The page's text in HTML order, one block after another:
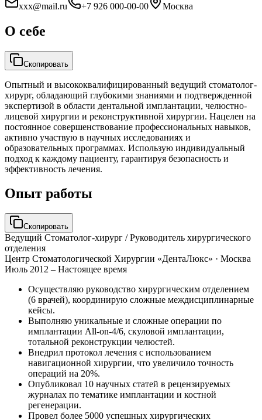
xxx@mail.ru
+7 926 000-00-00 Москва
О себе
Скопировать
Опытный и высококвалифицированный ведущий стоматолог-
хирург, обладающий глубокими знаниями и подтвержденной
экспертизой в области дентальной имплантации, челюстно-
лицевой хирургии и реконструктивной хирургии. Нацелен на
постоянное совершенствование профессиональных навыков,
активно участвую в научных исследованиях и
образовательных программах. Использую индивидуальный
подход к каждому пациенту, гарантируя безопасность и
эффективность лечения.
Опыт работы
Скопировать
Ведущий Стоматолог-хирург / Руководитель хирургического
отделения
Центр Стоматологической Хирургии «ДентаЛюкс» · Москва
Июль 2012 – Настоящее время
Осуществляю руководство хирургическим отделением
(6 врачей), координирую сложные междисциплинарные
кейсы.
Выполняю уникальные и сложные операции по
имплантации All-on-4/6, скуловой имплантации,
тотальной реконструкции челюстей.
Внедрил протокол лечения с использованием
навигационной хирургии, что увеличило точность
операций на 20%.
Опубликовал 10 научных статей в рецензируемых
журналах по тематике имплантации и костной
регенерации.
Провел более 5000 успешных хирургических